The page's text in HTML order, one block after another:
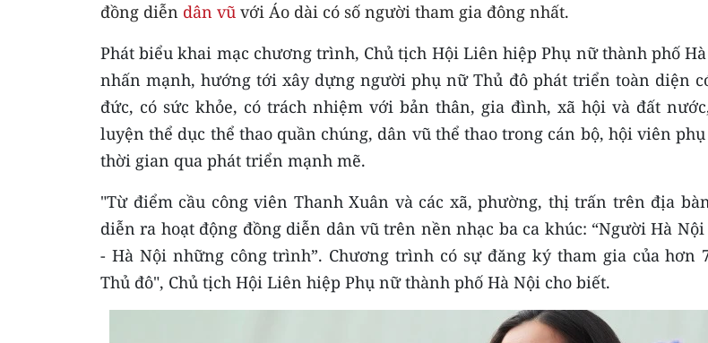
đồng diễn dân vũ với Áo dài có số người tham gia đông nhất.
Phát biểu khai mạc chương trình, Chủ tịch Hội Liên hiệp Phụ nữ thành phố
nhấn mạnh, hướng tới xây dựng người phụ nữ Thủ đô phát triển toàn diện
đức, có sức khỏe, có trách nhiệm với bản thân, gia đình, xã hội và đất
luyện thể dục thể thao quần chúng, dân vũ thể thao trong cán bộ, hội viên
thời gian qua phát triển mạnh mẽ.
"Từ điểm cầu công viên Thanh Xuân và các xã, phường, thị trấn trên địa
diễn ra hoạt động đồng diễn dân vũ trên nền nhạc ba ca khúc: “Người Hà
- Hà Nội những công trình”. Chương trình có sự đăng ký tham gia của hơn
Thủ đô", Chủ tịch Hội Liên hiệp Phụ nữ thành phố Hà Nội cho biết.